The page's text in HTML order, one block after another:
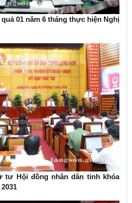
01 năm 6 tháng thực hiện Nghị
tư Hội đồng nhân dân tỉnh khóa